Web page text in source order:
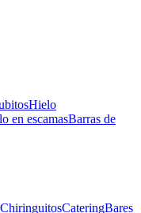
Hielo
en escamasBarras de
ChiringuitosCateringBares